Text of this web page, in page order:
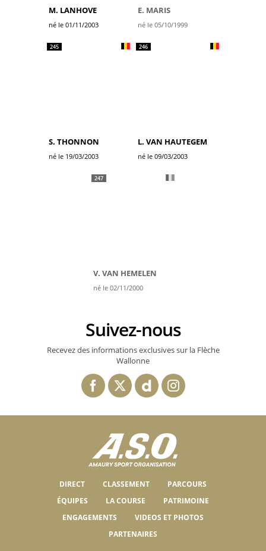
M. LANHOVE
né le 01/11/2003
E. MARIS
né le 05/10/1999
245
S. THONNON
né le 19/03/2003
246
L. VAN HAUTEGEM
né le 09/03/2003
247
V. VAN HEMELEN
né le 02/11/2000
Suivez-nous
Recevez des informations exclusives sur la Flèche
Wallonne
DIRECT CLASSEMENT
PARCOURS
ÉQUIPES
LA COURSE
PATRIMOINE
ENGAGEMENTS
VIDEOS ET PHOTOS
PARTENAIRES